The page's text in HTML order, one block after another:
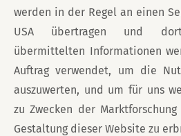
werden in der Regel an einen
USA übertragen und
übermittelten Informationen
Auftrag verwendet, um die
auszuwerten, und um für uns
zu Zwecken der
Gestaltung dieser Website zu